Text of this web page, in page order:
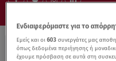
Ενδιαφερόμαστε για το
Εμείς και οι603 συνεργάτες μας
όπως δεδομένα περιήγησης ή
έχουμε πρόσβαση σε αυτά στη